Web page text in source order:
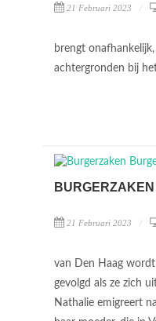
21 Februari 2023
brengt
achtergronden bij
BURGERZAKEN
21 Februari 2023
van Den Haag
gevolgd als ze zich
Nathalie emigreert